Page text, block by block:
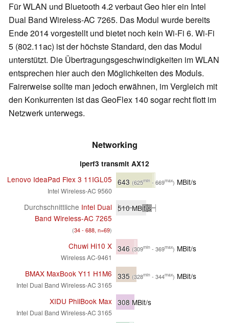
Für WLAN und Bluetooth 4.2 verbaut Geo hier ein Intel
Dual Band Wireless-AC 7265. Das Modul wurde bereits
Ende 2014 vorgestellt und bietet noch kein Wi-Fi 6. Wi-Fi
5 (802.11ac) ist der höchste Standard, den das Modul
unterstützt. Die Übertragungsgeschwindigkeiten im WLAN
entsprechen hier auch den Möglichkeiten des Moduls.
Fairerweise sollte man jedoch erwähnen, im Vergleich mit
den Konkurrenten ist das GeoFlex 140 sogar recht flott im
Netzwerk unterwegs.
Networking
iperf3 transmit AX12
Lenovo IdeaPad Flex 3 11IGL05
Intel Wireless-AC 9560
643 (625min - 669max) MBit/s
Durchschnittliche Intel Dual
Band Wireless-AC 7265
(34 - 688, n=69)
510MBit/s
Chuwi Hi10 X
Wireless AC-9461
346 (309min - 369max) MBit/s
BMAX MaxBook Y11 H1M6
Intel Dual Band Wireless-AC 3165
335 (328min - 344max) MBit/s
XIDU PhilBook Max
Intel Dual Band Wireless-AC 3165
308 MBit/s